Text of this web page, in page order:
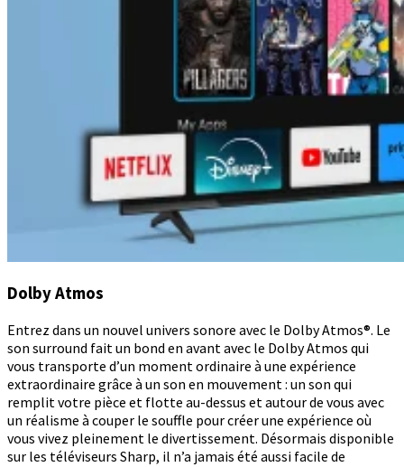
Dolby Atmos
Entrez dans un nouvel univers sonore avec le Dolby Atmos®. Le
son surround fait un bond en avant avec le Dolby Atmos qui
vous transporte d’un moment ordinaire à une expérience
extraordinaire grâce à un son en mouvement : un son qui
remplit votre pièce et flotte au-dessus et autour de vous avec
un réalisme à couper le souffle pour créer une expérience où
vous vivez pleinement le divertissement. Désormais disponible
sur les téléviseurs Sharp, il n’a jamais été aussi facile de